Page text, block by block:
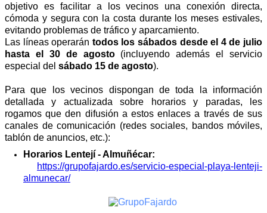
objetivo es facilitar a los vecinos una conexión directa,
cómoda y segura con la costa durante los meses estivales,
evitando problemas de tráfico y aparcamiento.
Las líneas operarán todos los sábados desde el 4 de julio
hasta el 30 de agosto(incluyendo además el servicio
especial del sábado 15 de agosto).
Para que los vecinos dispongan de toda la información
detallada y actualizada sobre horarios y paradas, les
rogamos que den difusión a estos enlaces a través de sus
canales de comunicación (redes sociales, bandos móviles,
tablón de anuncios, etc.):
Horarios Lentejí - Almuñécar:
https://grupofajardo.es/servicio-especial-playa-lenteji-
almunecar/